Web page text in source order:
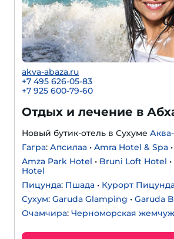
akva-abaza.ru
+7 495 626-05-83
+7 925 600-79-60
Отдых и лечение в
Новый бутик-отель в Сухуме
Гагра: Апсилаа • Amra Hotel & Spa •
Amza Park Hotel • Bruni Loft Hotel •
Hotel
Пицунда: Пшада • Курорт
Сухум: Garuda Glamping • Garuda
Очамчира: Черноморская